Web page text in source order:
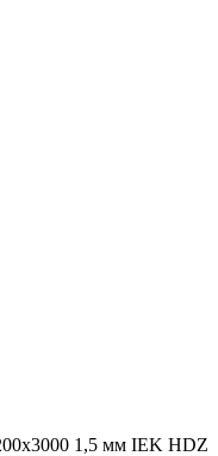
1,5 мм IEK HDZ